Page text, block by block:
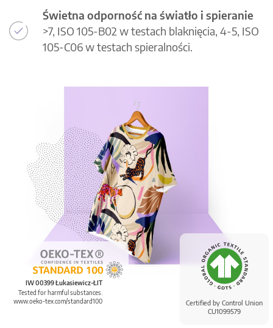
Certified by Control Union
CU1099579
IW 00399 Łukasiewicz-ŁIT
Tested for harmful substances.
www.oeko-tex.com/standard100
Świetna odporność na światło i spieranie
>7, ISO 105-B02 w testach blaknięcia, 4-5, ISO
105-C06 w testach spieralności.